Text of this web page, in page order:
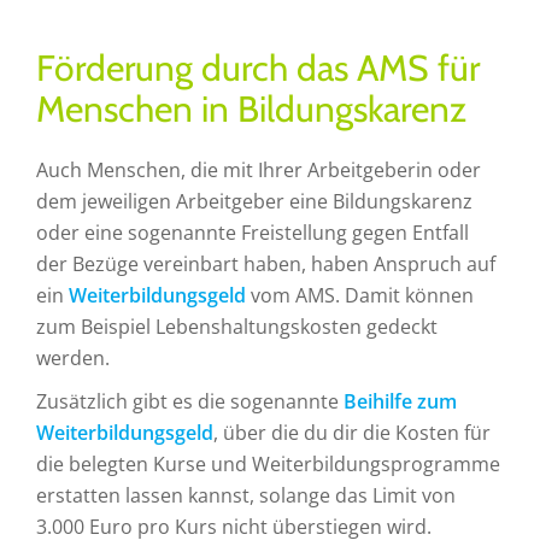
Förderung durch das AMS für
Menschen in Bildungskarenz
Auch Menschen, die mit Ihrer Arbeitgeberin oder
dem jeweiligen Arbeitgeber eine Bildungskarenz
oder eine sogenannte Freistellung gegen Entfall
der Bezüge vereinbart haben, haben Anspruch auf
ein Weiterbildungsgeld vom AMS. Damit können
zum Beispiel Lebenshaltungskosten gedeckt
werden.
Zusätzlich gibt es die sogenannte Beihilfe zum
Weiterbildungsgeld, über die du dir die Kosten für
die belegten Kurse und Weiterbildungsprogramme
erstatten lassen kannst, solange das Limit von
3.000 Euro pro Kurs nicht überstiegen wird.